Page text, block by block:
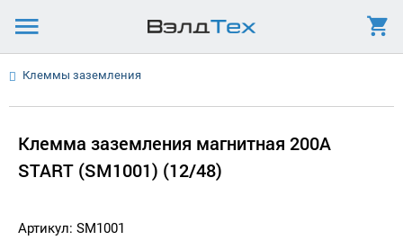
Клеммы заземления
Клемма заземления магнитная 200А
START (SM1001) (12/48)
Артикул: SM1001